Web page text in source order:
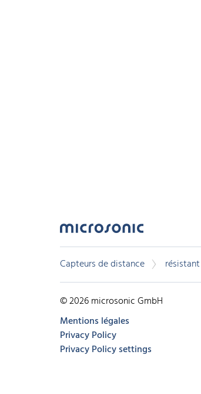
Capteurs de distance résistant
© 2026 microsonic GmbH
Mentions légales
Privacy Policy
Privacy Policy settings